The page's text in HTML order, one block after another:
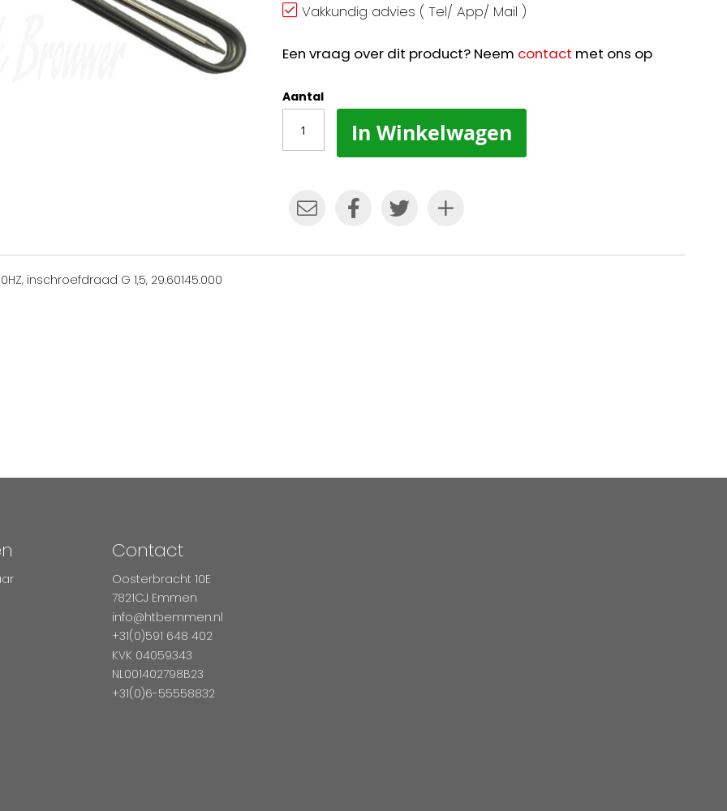
Vakkundig advies ( Tel/ App/ Mail )
Een vraag over dit product? Neem contact met ons op
Aantal
In Winkelwagen
inschroefdraad G 1,5, 29.60145.000
Contact
Oosterbracht 10E
7821CJ Emmen
info@htbemmen.nl
+31(0)591 648 402
KVK 04059343
NL001402798B23
+31(0)6-55558832